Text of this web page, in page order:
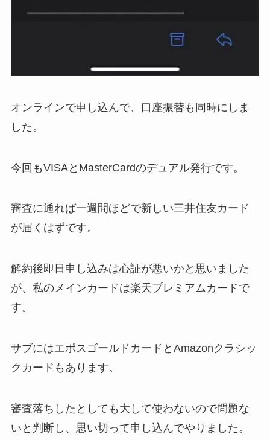
オンラインで申し込んで、口座振替も同時にしま
した。
今回もVISAとMasterCardのデュアル発行です。
審査に通れば一週間ほどで新しい三井住友カード
が届くはずです。
解約後即日申し込みは心証が悪いかと思いました
が、私のメインカードは楽天プレミアムカードで
す。
サブにはエポスゴールドカードとAmazonクラシッ
クカードもあります。
審査落ちしたとしても大して使わないので問題な
いと判断し、思い切って申し込んでやりました。